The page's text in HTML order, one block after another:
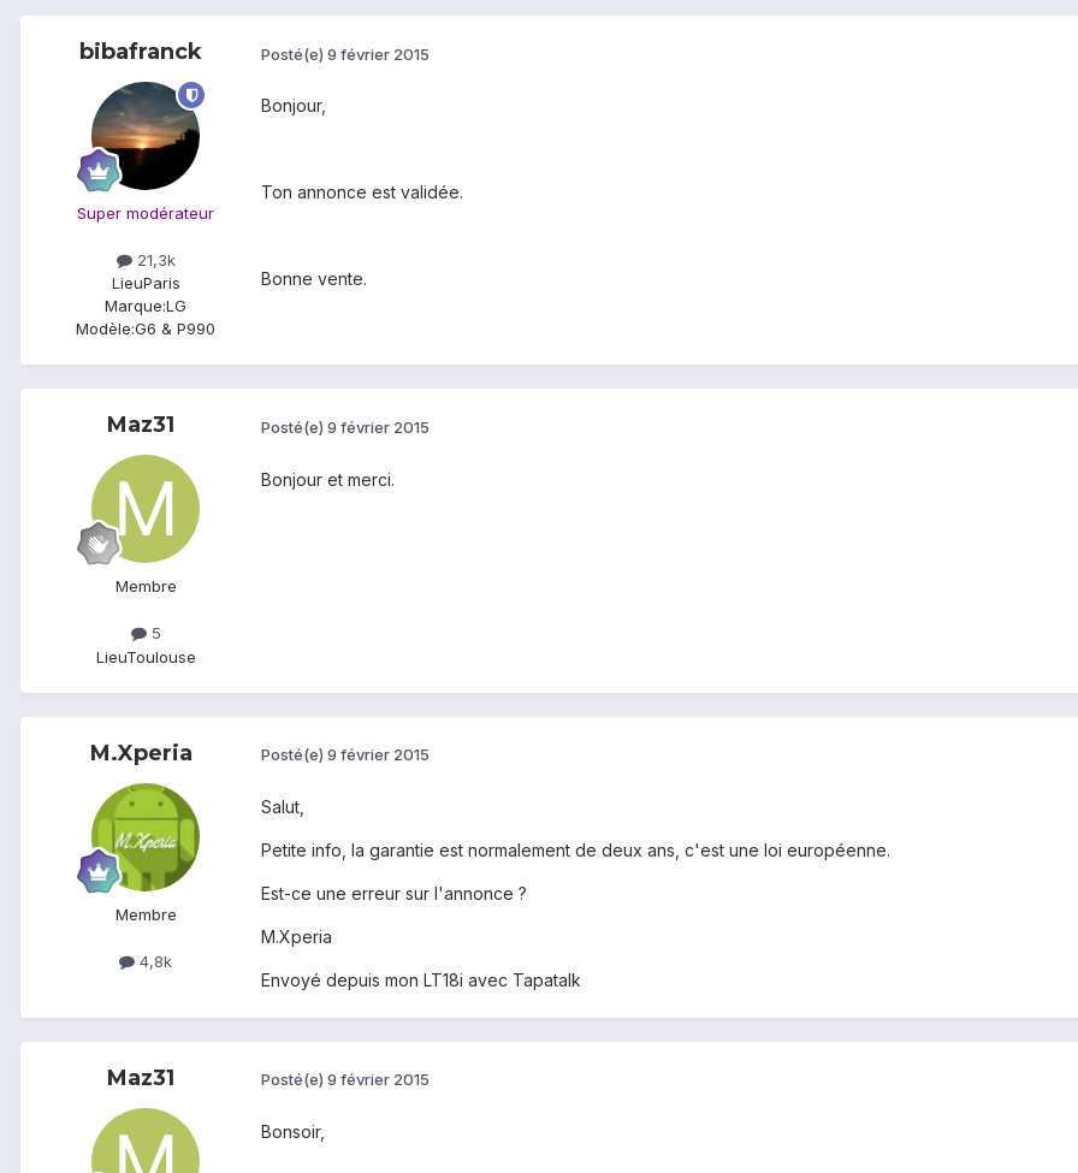
bibafranck
Super modérateur
21,3k
LieuParis
Marque:LG
Modèle:G6 & P990
Posté(e) 9 février 2015
Bonjour,
Ton annonce est validée.
Bonne vente.
Maz31
Membre
5
LieuToulouse
Posté(e) 9 février 2015
Bonjour et merci.
M.Xperia
Membre
4,8k
Posté(e) 9 février 2015
Salut,
Petite info, la garantie est normalement de deux ans, c'est une loi européenne.
Est-ce une erreur sur l'annonce ?
M.Xperia
Envoyé depuis mon LT18i avec Tapatalk
Maz31 Posté(e) 9 février 2015
Bonsoir,